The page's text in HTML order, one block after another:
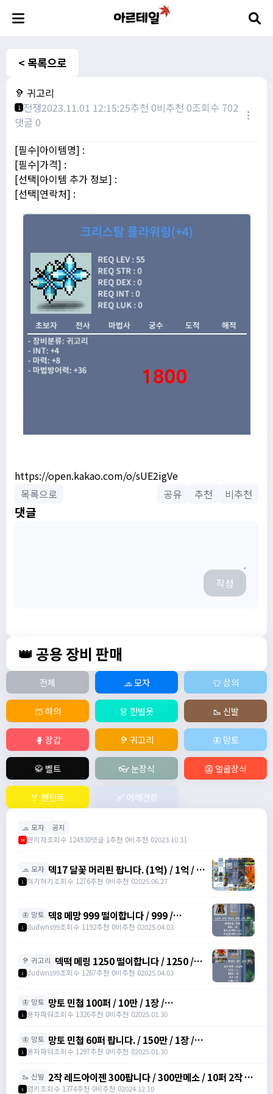
< 목록으로
🦻 귀고리
1 전쟁2023.11.01 12:15:25추천 0비추천 0조회수 702
댓글 0
[필수|아이템명] :
[필수|가격] :
[선택|아이템 추가 정보] :
[선택|연락처] :
https://open.kakao.com/o/sUE2igVe
목록으로
공유 추천 비추천
댓글
작성
👑 공용 장비 판매
전체 🧢 모자 👕 상의
🩳 하의 👗 한벌옷 🥾 신발
🥊 장갑 🦻 귀고리 🦋 망토
🥋 벨트 👓 눈장식 👺 얼굴장식
🏅 펜던트 🩹 어깨견장
🧢 모자 공지
M 관리자조회수 124930댓글 1추천 0비추천 02023.10.31
🧢 모자 덱17 달꽃 머리핀 팝니다. (1억) / 1억 / 덱
17 달꽃 머리핀 (완작) 싸게넘깁니다. /
1 혀기혀기조회수 1276추천 0비추천 02025.06.27
🦋 망토 덱8 메망 999 떨이합니다 / 999 /
https://open.kakao.com/o/gHP3Pfph
https://open.kakao.com/o/gHP3Pfph
1 dudwns99조회수 1192추천 0비추천 02025.04.03
🦻 귀고리 덱떡 메링 1250 떨이합니다 / 1250 /
https://open.kakao.com/o/gHP3Pfph
1 dudwns99조회수 1267추천 0비추천 02025.04.03
🦋 망토 망토 민첩 100퍼 / 10만 / 1장 /
https://open.kakao.com/o/gHVyhk2f
1 용자파워조회수 1326추천 0비추천 02025.01.30
🦋 망토 망토 민첩 60퍼 팝니다. / 150만 / 1장 /
https://open.kakao.com/o/gHVyhk2f
1 용자파워조회수 1297추천 0비추천 02025.01.30
🥾 신발 2작 레드아이젠 300팝니다 / 300만메소 / 10퍼 2작 /
https://open.kakao.com/o/srDmv3Wf
1 엄키조회수 1374추천 0비추천 02024.12.10